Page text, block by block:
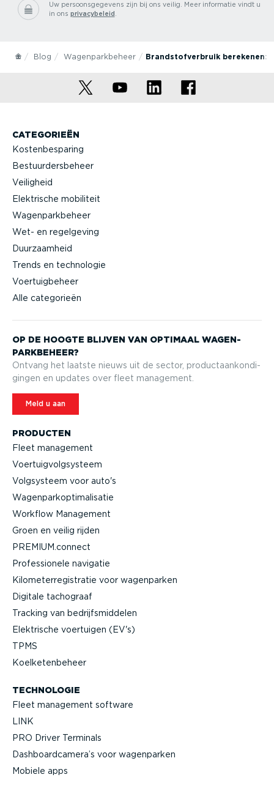
Uw persoonsgegevens zijn bij ons veilig. Meer informatie vindt u
in ons privacybeleid .
Blog Wagenparkbeheer Brandstofverbruik berekenen:
CATEGORIEËN
Kostenbesparing
Bestuurdersbeheer
Veiligheid
Elektrische mobiliteit
Wagenparkbeheer
Wet- en regelgeving
Duurzaamheid
Trends en technologie
Voertuigbeheer
Alle categorieën
PRODUCTEN
Fleet management
Voertuig­volg­systeem
Volgsysteem voor auto's
Wagen­par­kop­ti­ma­li­satie
Workflow Management
Groen en veilig rijden
PREMIUM.connect
Profes­si­onele navigatie
Kilome­ter­re­gi­stratie voor wagenparken
Digitale tachograaf
Tracking van bedrijfs­mid­delen
Elektrische voertuigen (EV's)
TPMS
Koelke­ten­beheer
TECHNOLOGIE
Fleet management software
LINK
PRO Driver Terminals
Dashboard­camera’s voor wagenparken
Mobiele apps
OP DE HOOGTE BLIJVEN VAN OPTIMAAL WAGEN­
PARK­BEHEER?
Ontvang het laatste nieuws uit de sector, product­aan­kon­di­
gingen en updates over fleet management.
Meld u aan